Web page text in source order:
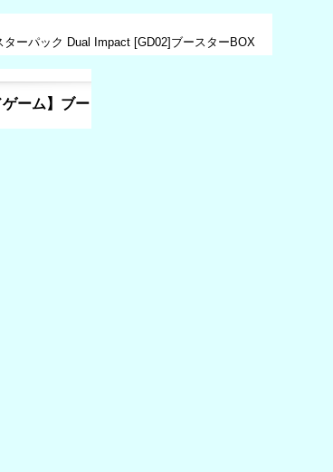
ーパック Dual Impact [GD02]ブースターBOX
ーム】ブー